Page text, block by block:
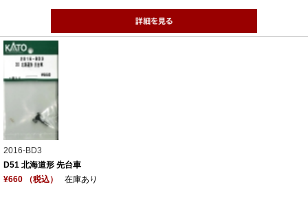
2016-BD3
D51 北海道形 先台車
¥660 （税込）
在庫あり